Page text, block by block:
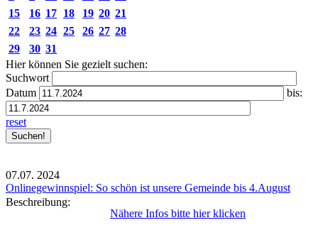
15
16 17 18 19 20 21
22
23 24 25 26 27 28
29
30 31
Hier können Sie gezielt suchen:
Suchwort
Datum
bis:
reset
07.07. 2024
Onlinegewinnspiel: So schön ist unsere Gemeinde bis 4.August
Beschreibung:
Nähere Infos bitte hier klicken